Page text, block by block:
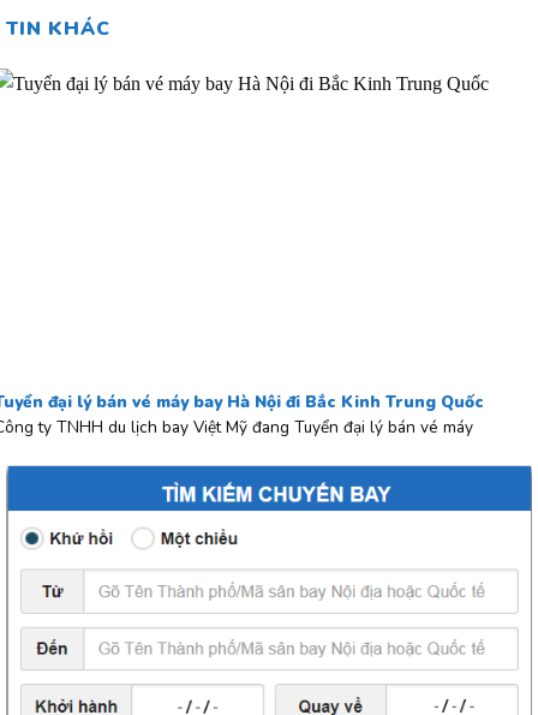
TIN KHÁC
đại lý bán vé máy bay Hà Nội đi Bắc Kinh Trung Quốc
ty TNHH du lịch bay Việt Mỹ đang Tuyển đại lý bán vé máy